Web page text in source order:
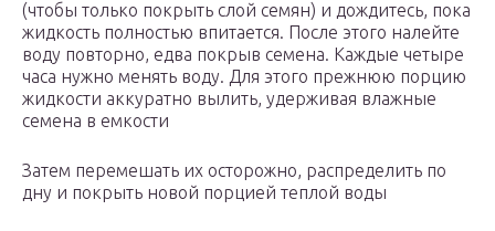
(чтобы только покрыть слой семян) и дождитесь, пока
жидкость полностью впитается. После этого налейте
воду повторно, едва покрыв семена. Каждые четыре
часа нужно менять воду. Для этого прежнюю порцию
жидкости аккуратно вылить, удерживая влажные
семена в емкости
Затем перемешать их осторожно, распределить по
дну и покрыть новой порцией теплой воды